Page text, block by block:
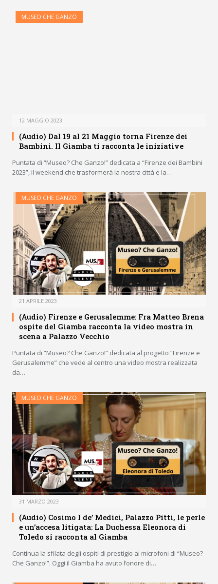
MUSEO CHE GANZO
12 MAGGIO 2023
(Audio) Dal 19 al 21 Maggio torna Firenze dei
Bambini. Il Giamba ti racconta le iniziative
Puntata di “Museo? Che Ganzo!” dedicata a “Firenze dei Bambini
2023”, il weekend che trasformerà la nostra città e la…
MUSEO CHE GANZO
21 APRILE 2023
(Audio) Firenze e Gerusalemme: Fra Matteo Brena
ospite del Giamba racconta la video mostra in
scena a Palazzo Vecchio
Puntata di “Museo? Che Ganzo!” dedicata al progetto “Firenze e
Gerusalemme” che vede al centro una video mostra realizzata
da…
MUSEO CHE GANZO
31 MARZO 2023
(Audio) Cosimo I de’ Medici, Palazzo Pitti, le perle
e un’accesa litigata: La Duchessa Eleonora di
Toledo si racconta al Giamba
Continua la sfilata degli ospiti di prestigio ai microfoni di “Museo?
Che Ganzo!”. Oggi il Giamba ha avuto l’onore di…